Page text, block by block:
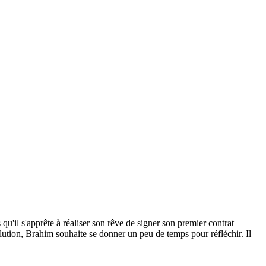
s'apprête à réaliser son rêve de signer son premier contrat
Brahim souhaite se donner un peu de temps pour réfléchir. Il